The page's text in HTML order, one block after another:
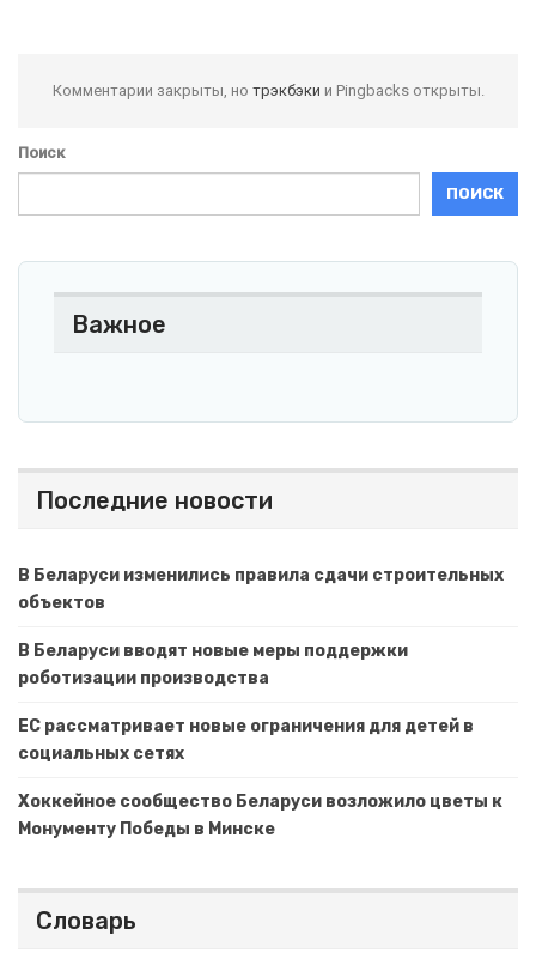
Комментарии закрыты, но трэкбэки и Pingbacks открыты.
Поиск
ПОИСК
Важное
Последние новости
В Беларуси изменились правила сдачи строительных
объектов
В Беларуси вводят новые меры поддержки
роботизации производства
ЕС рассматривает новые ограничения для детей в
социальных сетях
Хоккейное сообщество Беларуси возложило цветы к
Монументу Победы в Минске
Словарь